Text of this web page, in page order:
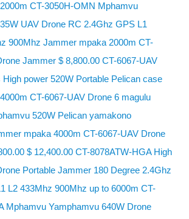
CT-3050H-OMN Mphamvu
UAV Drone RC 2.4Ghz GPS L1
900Mhz Jammer mpaka 2000m CT-
Jammer $ 8,800.00 CT-6067-UAV
High power 520W Portable Pelican case
CT-6067-UAV Drone 6 magulu
520W Pelican yamakono
mpaka 4000m CT-6067-UAV Drone
$ 12,400.00 CT-8078ATW-HGA High
Portable Jammer 180 Degree 2.4Ghz
L2 433Mhz 900Mhz up to 6000m CT-
Mphamvu Yamphamvu 640W Drone